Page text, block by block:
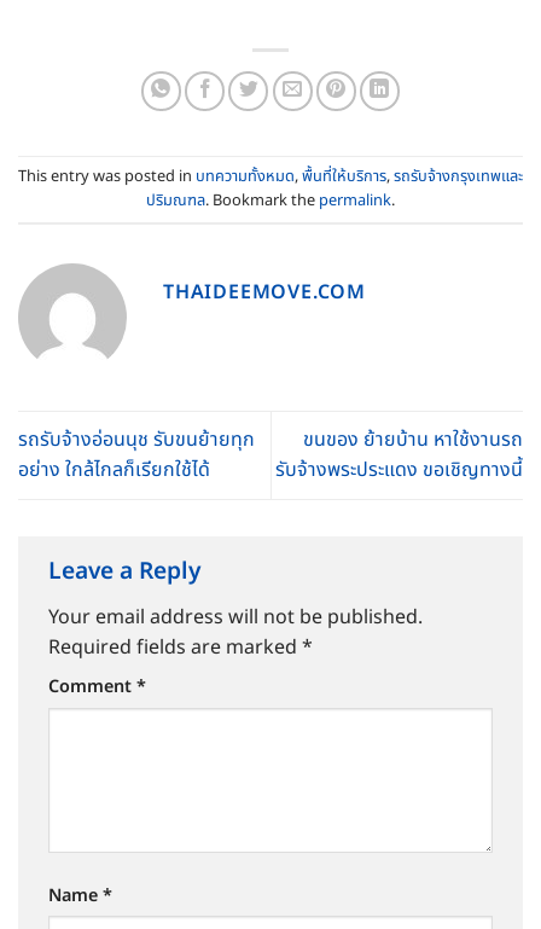
This entry was posted in บทความทั้งหมด,พื้นที่ให้บริการ,รถรับจ้างกรุงเทพและ
ปริมณฑล. Bookmark the permalink.
THAIDEEMOVE.COM
รถรับจ้างอ่อนนุช รับขนย้ายทุก
อย่าง ใกล้ไกลก็เรียกใช้ได้
ขนของ ย้ายบ้าน หาใช้งานรถ
รับจ้างพระประแดง ขอเชิญทางนี้
Leave a Reply
Your email address will not be published.
Required fields are marked *
Comment*
Name*